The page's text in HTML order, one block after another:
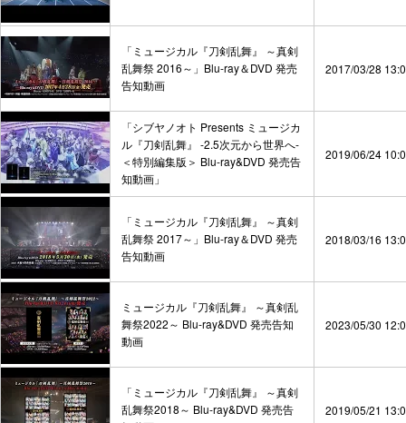
「ミュージカル『刀剣乱舞』 ～真剣
乱舞祭 2016～」Blu-ray＆DVD 発売
告知動画
2017/03/28
「シブヤノオト Presents ミュージカ
ル『刀剣乱舞』 -2.5次元から世界へ-
＜特別編集版＞ Blu-ray&DVD 発売告
知動画」
2019/06/24
「ミュージカル『刀剣乱舞』 ～真剣
乱舞祭 2017～」Blu-ray＆DVD 発売
告知動画
2018/03/16
ミュージカル『刀剣乱舞』 ～真剣乱
舞祭2022～ Blu-ray&DVD 発売告知
動画
2023/05/30
「ミュージカル『刀剣乱舞』 ～真剣
乱舞祭2018～ Blu-ray&DVD 発売告
2019/05/21